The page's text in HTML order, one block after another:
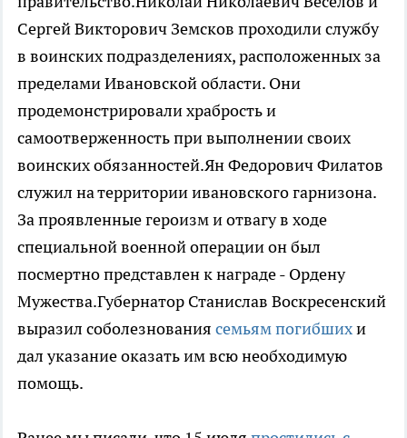
Сергей Викторович Земсков проходили службу
в воинских подразделениях, расположенных за
пределами Ивановской области. Они
продемонстрировали храбрость и
самоотверженность при выполнении своих
воинских обязанностей.Ян Федорович Филатов
служил на территории ивановского гарнизона.
За проявленные героизм и отвагу в ходе
специальной военной операции он был
посмертно представлен к награде - Ордену
Мужества.Губернатор Станислав Воскресенский
выразил соболезнования семьям погибшихи
дал указание оказать им всю необходимую
помощь.